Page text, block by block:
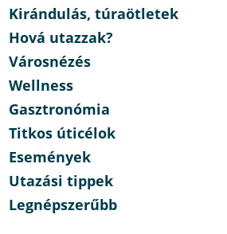
Kirándulás, túraötletek
Hová utazzak?
Városnézés
Wellness
Gasztronómia
Titkos úticélok
Események
Utazási tippek
Legnépszerűbb